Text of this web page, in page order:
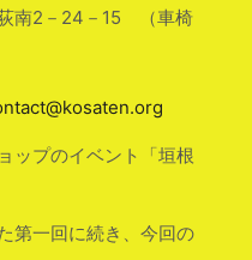
南2－24－15 （車椅
ップのイベント「垣根
第一回に続き、今回の